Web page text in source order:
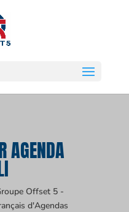
AGENDA
Offset 5 -
d'Agendas